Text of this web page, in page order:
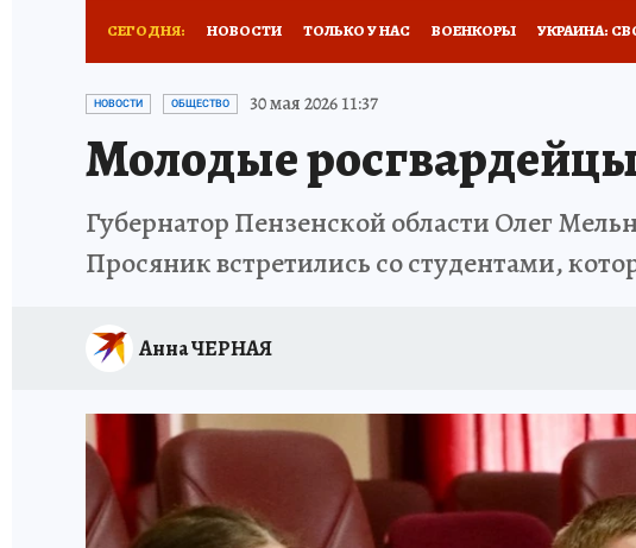
СЕГОДНЯ: НОВОСТИ ТОЛЬКО У НАС ВОЕНКОРЫ УКРАИНА:
ИСПЫТАНО НА СЕБЕ
НОВОСТИ ОБЩЕСТВО 30 мая 2026 11:37
Молодые
Губернатор Пензенской области Олег
Просяник встретились со студентами,
Анна ЧЕРНАЯ